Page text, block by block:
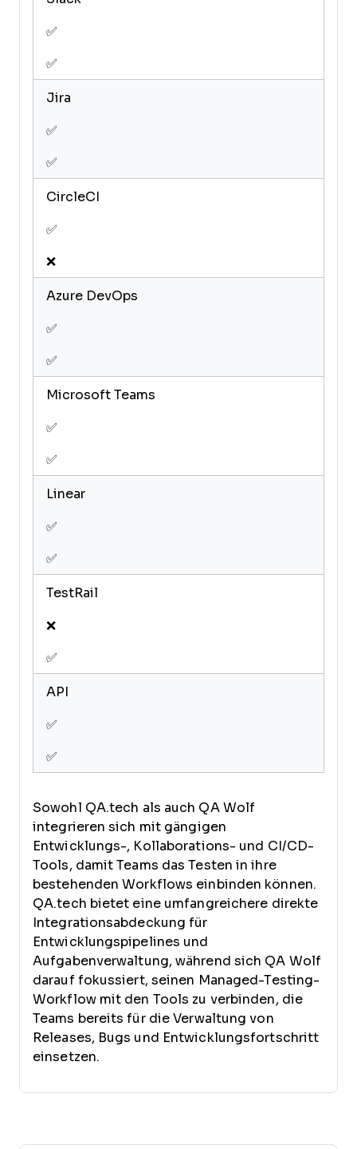
✅
✅
Jira
✅
✅
CircleCI
✅
❌
Azure DevOps
✅
✅
Microsoft Teams
✅
✅
Linear
✅
✅
TestRail
❌
✅
API
✅
✅
Sowohl QA.tech als auch QA Wolf
integrieren sich mit gängigen
Entwicklungs-, Kollaborations- und CI/CD-
Tools, damit Teams das Testen in ihre
bestehenden Workflows einbinden können.
QA.tech bietet eine umfangreichere direkte
Integrationsabdeckung für
Entwicklungspipelines und
Aufgabenverwaltung, während sich QA Wolf
darauf fokussiert, seinen Managed-Testing-
Workflow mit den Tools zu verbinden, die
Teams bereits für die Verwaltung von
Releases, Bugs und Entwicklungsfortschritt
einsetzen.